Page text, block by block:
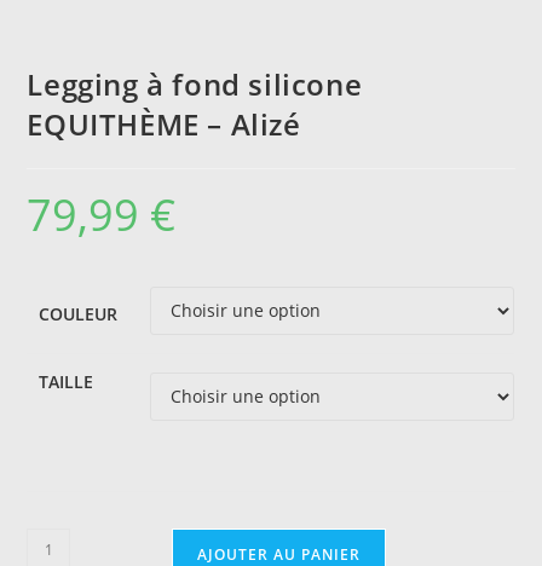
Legging à fond silicone
EQUITHÈME – Alizé
79,99 €
COULEUR
TAILLE
quantité
AJOUTER AU PANIER